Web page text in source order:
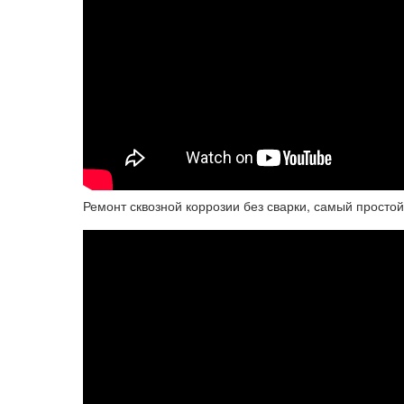
Ремонт сквозной коррозии без сварки, самый